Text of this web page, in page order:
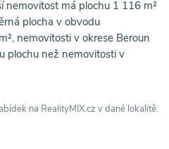
nemovitost má plochu 1 116 m²
plocha v obvodu
nemovitosti v okrese Beroun
plochu než nemovitosti v
na RealityMIX.cz v dané lokalitě.